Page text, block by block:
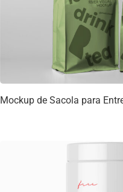
Mockup de Sacola para